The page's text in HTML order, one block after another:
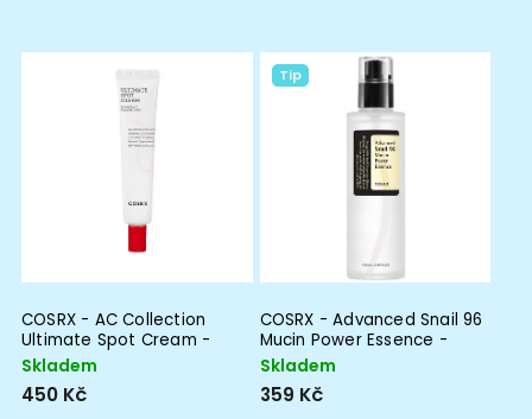
COSRX - AC Collection
Ultimate Spot Cream -
Spot Cream for
Inflammation - 30g
Skladem
450 Kč
Tip
COSRX - Advanced Snail 96
Mucin Power Essence -
Moisturizing Snail Mucus
Essence - 100ml
Skladem
359 Kč